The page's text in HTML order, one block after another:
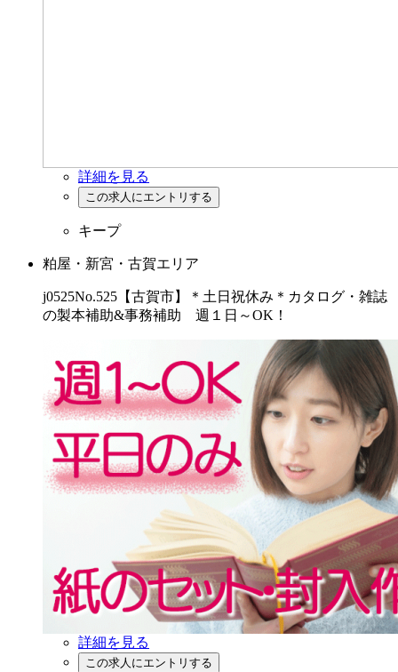
詳細を見る
キープ
粕屋・新宮・古賀エリア
j0525No.525【古賀市】＊土日祝休み＊カタログ・雑誌
の製本補助&事務補助 週１日～OK！
詳細を見る